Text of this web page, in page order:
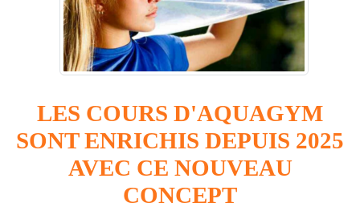
LES COURS D'AQUAGYM
SONT ENRICHIS DEPUIS 2025
AVEC CE NOUVEAU
CONCEPT